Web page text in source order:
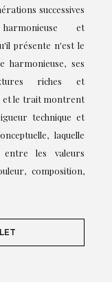
successives
et
présente n'est le
harmonieuse, ses
riches et
et le trait montrent
technique et
laquelle
les valeurs
composition,